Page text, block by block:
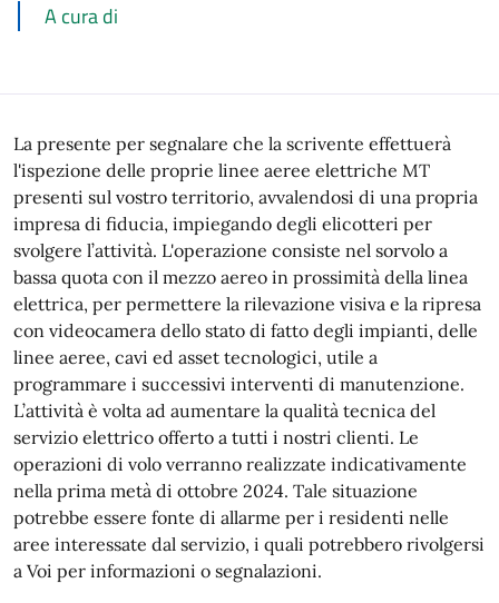
A cura di
La presente per segnalare che la scrivente effettuerà
l'ispezione delle proprie linee aeree elettriche MT
presenti sul vostro territorio, avvalendosi di una propria
impresa di fiducia, impiegando degli elicotteri per
svolgere l’attività. L'operazione consiste nel sorvolo a
bassa quota con il mezzo aereo in prossimità della linea
elettrica, per permettere la rilevazione visiva e la ripresa
con videocamera dello stato di fatto degli impianti, delle
linee aeree, cavi ed asset tecnologici, utile a
programmare i successivi interventi di manutenzione.
L’attività è volta ad aumentare la qualità tecnica del
servizio elettrico offerto a tutti i nostri clienti. Le
operazioni di volo verranno realizzate indicativamente
nella prima metà di ottobre 2024. Tale situazione
potrebbe essere fonte di allarme per i residenti nelle
aree interessate dal servizio, i quali potrebbero rivolgersi
a Voi per informazioni o segnalazioni.